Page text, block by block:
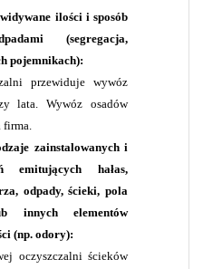
ilości i sposób
(segregacja,
pojemnikach):
przewiduje wywóz
lata. Wywóz osadów
zainstalowanych i
emitujących hałas,
odpady, ścieki, pola
innych elementów
(np. odory):
oczyszczalni ścieków